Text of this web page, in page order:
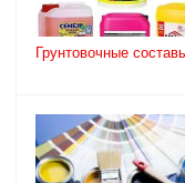
Грунтовочные